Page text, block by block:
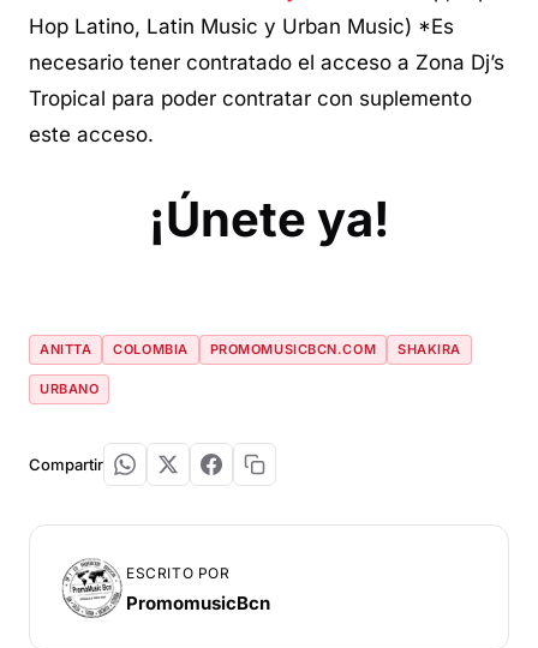
Hop Latino, Latin Music y Urban Music) *Es
necesario tener contratado el acceso a Zona Dj’s
Tropical para poder contratar con suplemento
este acceso.
¡Únete ya!
ANITTA COLOMBIA PROMOMUSICBCN.COM SHAKIRA
URBANO
Compartir
ESCRITO POR
PromomusicBcn